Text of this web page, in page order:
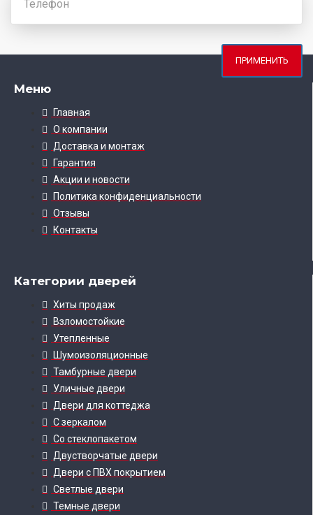
ПРИМЕНИТЬ
Меню
Главная
О компании
Доставка и монтаж
Гарантия
Акции и новости
Политика конфиденциальности
Отзывы
Контакты
Категории дверей
Хиты продаж
Взломостойкие
Утепленные
Шумоизоляционные
Тамбурные двери
Уличные двери
Двери для коттеджа
С зеркалом
Со стеклопакетом
Двустворчатые двери
Двери с ПВХ покрытием
Светлые двери
Темные двери